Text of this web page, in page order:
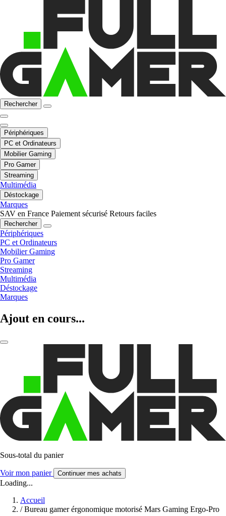
Rechercher
Périphériques
PC et Ordinateurs
Mobilier Gaming
Pro Gamer
Streaming
Multimédia
Déstockage
Marques
SAV en France Paiement sécurisé Retours faciles
Rechercher
Périphériques
PC et Ordinateurs
Mobilier Gaming
Pro Gamer
Streaming
Multimédia
Déstockage
Marques
Ajout en cours...
Sous-total du panier
Voir mon panier Continuer mes achats
Loading...
Accueil
/ Bureau gamer érgonomique motorisé Mars Gaming Ergo-Pro